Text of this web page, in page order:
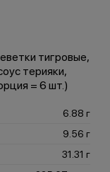
тигровые,
терияки,
= 6 шт.)
6.88 г
9.56 г
31.31 г